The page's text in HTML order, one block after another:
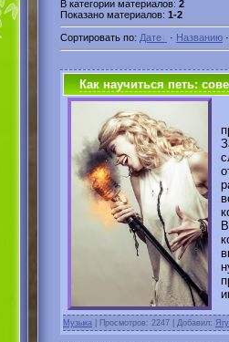
В категории материалов: 2
Показано материалов: 1-2
Сортировать по: Дате · Названию
Как научиться петь:
Музыка Просмотров: 2247 | Добавил: